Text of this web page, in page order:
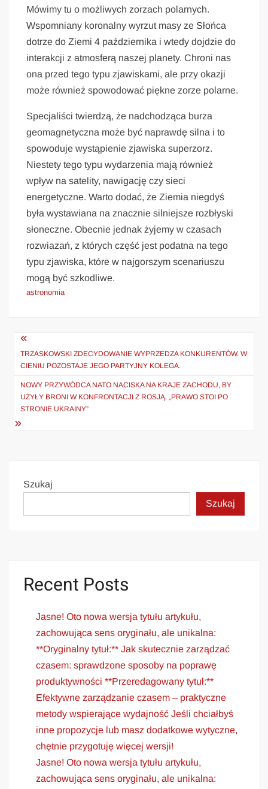
Mówimy tu o możliwych zorzach polarnych.
Wspomniany koronalny wyrzut masy ze Słońca
dotrze do Ziemi 4 października i wtedy dojdzie do
interakcji z atmosferą naszej planety. Chroni nas
ona przed tego typu zjawiskami, ale przy okazji
może również spowodować piękne zorze polarne.
Specjaliści twierdzą, że nadchodząca burza
geomagnetyczna może być naprawdę silna i to
spowoduje wystąpienie zjawiska superzorz.
Niestety tego typu wydarzenia mają również
wpływ na satelity, nawigację czy sieci
energetyczne. Warto dodać, że Ziemia niegdyś
była wystawiana na znacznie silniejsze rozbłyski
słoneczne. Obecnie jednak żyjemy w czasach
rozwiazań, z których część jest podatna na tego
typu zjawiska, które w najgorszym scenariuszu
mogą być szkodliwe.
astronomia
Nawigacja
wpisu
TRZASKOWSKI ZDECYDOWANIE WYPRZEDZA KONKURENTÓW. W
CIENIU POZOSTAJE JEGO PARTYJNY KOLEGA.
NOWY PRZYWÓDCA NATO NACISKA NA KRAJE ZACHODU, BY
UŻYŁY BRONI W KONFRONTACJI Z ROSJĄ. „PRAWO STOI PO
STRONIE UKRAINY”
Szukaj
Szukaj
Recent Posts
Jasne! Oto nowa wersja tytułu artykułu,
zachowująca sens oryginału, ale unikalna:
**Oryginalny tytuł:** Jak skutecznie zarządzać
czasem: sprawdzone sposoby na poprawę
produktywności **Przeredagowany tytuł:**
Efektywne zarządzanie czasem – praktyczne
metody wspierające wydajność Jeśli chciałbyś
inne propozycje lub masz dodatkowe wytyczne,
chętnie przygotuję więcej wersji!
Jasne! Oto nowa wersja tytułu artykułu,
zachowująca sens oryginału, ale unikalna: